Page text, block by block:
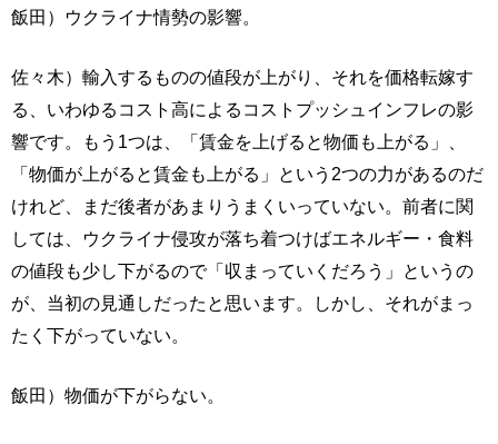
飯田）ウクライナ情勢の影響。
佐々木）輸入するものの値段が上がり、それを価格転嫁す
る、いわゆるコスト高によるコストプッシュインフレの影
響です。もう1つは、「賃金を上げると物価も上がる」、
「物価が上がると賃金も上がる」という2つの力があるのだ
けれど、まだ後者があまりうまくいっていない。前者に関
しては、ウクライナ侵攻が落ち着つけばエネルギー・食料
の値段も少し下がるので「収まっていくだろう」というの
が、当初の見通しだったと思います。しかし、それがまっ
たく下がっていない。
飯田）物価が下がらない。